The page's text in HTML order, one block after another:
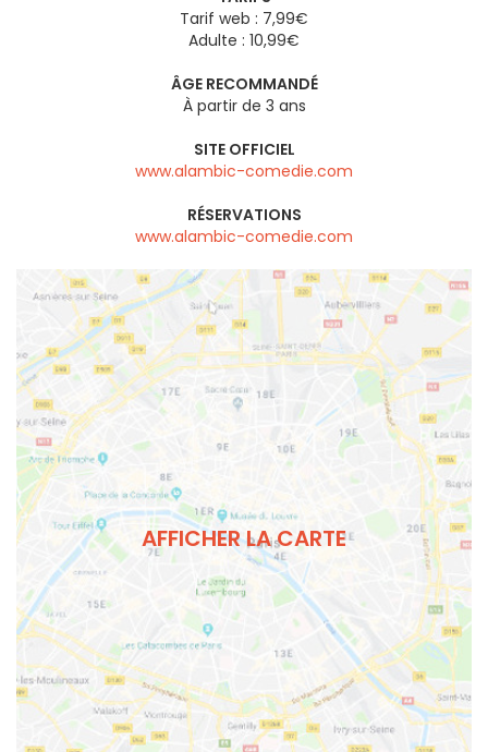
Tarif web : 7,99€
Adulte : 10,99€
ÂGE RECOMMANDÉ
À partir de 3 ans
SITE OFFICIEL
www.alambic-comedie.com
RÉSERVATIONS
www.alambic-comedie.com
AFFICHER LA CARTE